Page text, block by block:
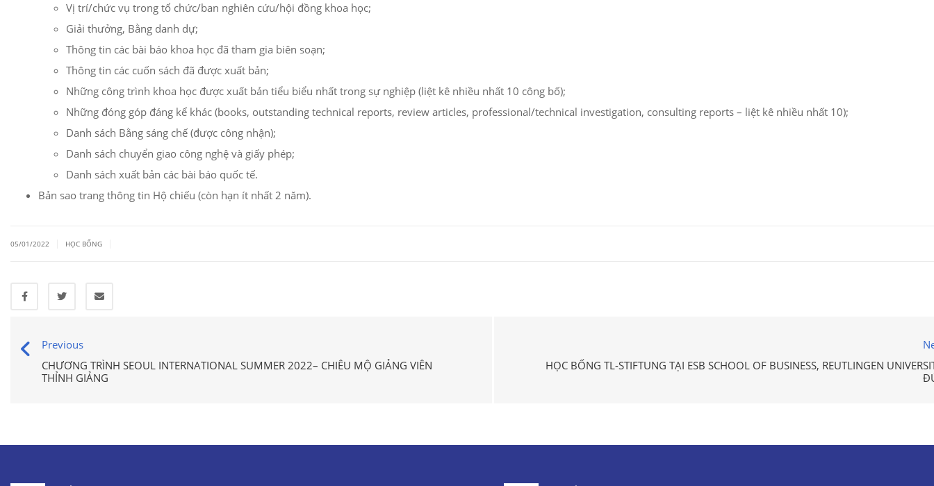
Vị trí/chức vụ trong tổ chức/ban nghiên cứu/hội đồng khoa học;
Giải thưởng, Bằng danh dự;
Thông tin các bài báo khoa học đã tham gia biên soạn;
Thông tin các cuốn sách đã được xuất bản;
Những công trình khoa học được xuất bản tiểu biểu nhất trong sự nghiệp (liệt kê nhiều nhất 10 công bố);
Những đóng góp đáng kể khác (books, outstanding technical reports, review articles, professional/technical investigation, consulting reports – liệt kê nhiều nhất 10);
Danh sách Bằng sáng chế (được công nhận);
Danh sách chuyển giao công nghệ và giấy phép;
Danh sách xuất bản các bài báo quốc tế.
Bản sao trang thông tin Hộ chiếu (còn hạn ít nhất 2 năm).
05/01/2022 HỌC BỔNG
Previous
CHƯƠNG TRÌNH SEOUL INTERNATIONAL SUMMER 2022– CHIÊU MỘ GIẢNG VIÊN
THỈNH GIẢNG
HỌC BỔNG TL-STIFTUNG TẠI ESB SCHOOL OF BUSINESS, REUTLINGEN